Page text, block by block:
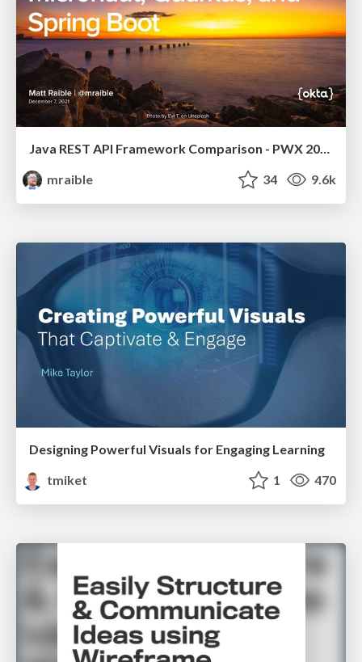
Java REST API Framework Comparison - PWX 2021
mraible
34 9.6k
Designing Powerful Visuals for Engaging Learning
tmiket
1 470